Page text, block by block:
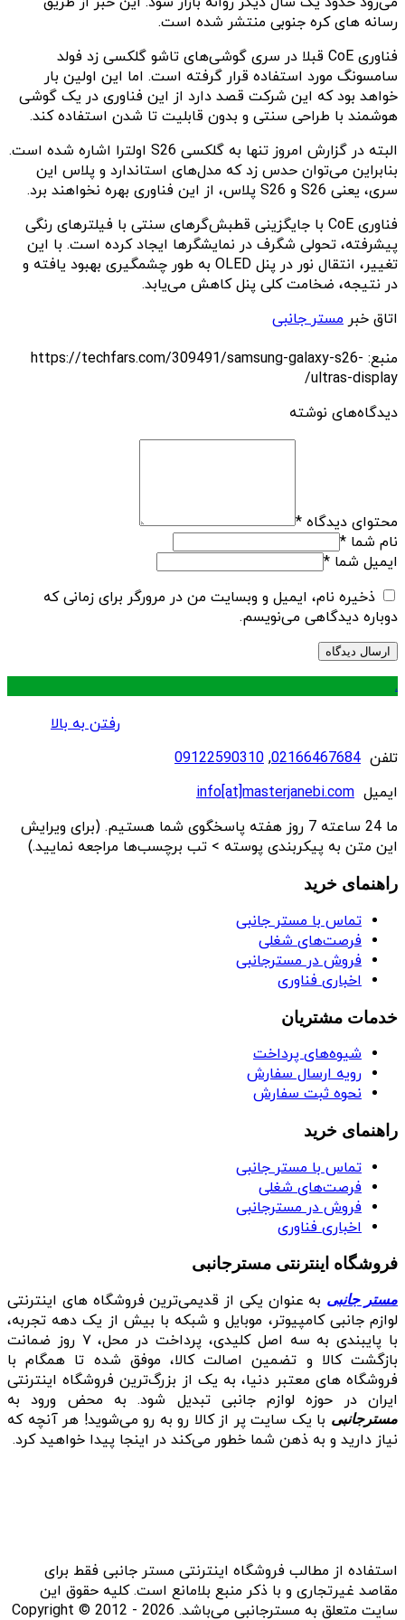
رسانه های کره جنوبی منتشر شده است.
فناوری CoE قبلا در سری گوشی‌های تاشو گلکسی زد فولد
سامسونگ مورد استفاده قرار گرفته است. اما این اولین بار
خواهد بود که این شرکت قصد دارد از این فناوری در یک گوشی
هوشمند با طراحی سنتی و بدون قابلیت تا شدن استفاده کند.
البته در گزارش امروز تنها به گلکسی S26 اولترا اشاره شده است.
بنابراین می‌توان حدس زد که مدل‌های استاندارد و پلاس این
سری، یعنی S26 و S26 پلاس، از این فناوری بهره نخواهند برد.
فناوری CoE با جایگزینی قطبش‌گرهای سنتی با فیلترهای رنگی
پیشرفته، تحولی شگرف در نمایشگرها ایجاد کرده است. با این
تغییر، انتقال نور در پنل OLED به طور چشمگیری بهبود یافته و
در نتیجه، ضخامت کلی پنل کاهش می‌یابد.
اتاق خبر مستر جانبی
منبع: https://techfars.com/309491/samsung-galaxy-s26-
ultras-display/
دیدگاه‌های نوشته
محتوای دیدگاه *
نام شما *
ایمیل شما *
ذخیره نام، ایمیل و وبسایت من در مرورگر برای زمانی که
دوباره دیدگاهی می‌نویسم.
.
رفتن به بالا
تلفن 02166467684
,
09122590310
ایمیل info[at]masterjanebi.com
ما 24 ساعته 7 روز هفته پاسخگوی شما هستیم. (برای ویرایش
این متن به پیکربندی پوسته > تب برچسب‌ها مراجعه نمایید.)
راهنمای خرید
تماس با مستر جانبی
فرصت‌های شغلی
فروش در مسترجانبی
اخباری فناوری
خدمات مشتریان
شیوه‌های پرداخت
رویه ارسال سفارش
نحوه ثبت سفارش
راهنمای خرید
تماس با مستر جانبی
فرصت‌های شغلی
فروش در مسترجانبی
اخباری فناوری
فروشگاه اینترنتی مسترجانبی
مستر جانبی به عنوان یکی از قدیمی‌ترین فروشگاه های اینترنتی
لوازم جانبی کامپیوتر، موبایل و شبکه با بیش از یک دهه تجربه،
با پایبندی به سه اصل کلیدی، پرداخت در محل، ۷ روز ضمانت
بازگشت کالا و تضمین اصالت کالا، موفق شده تا همگام با
فروشگاه‌ های معتبر دنیا، به یک از بزرگ‌ترین فروشگاه اینترنتی
ایران در حوزه لوازم جانبی تبدیل شود. به محض ورود به
مسترجانبی با یک سایت پر از کالا رو به رو می‌شوید! هر آنچه که
نیاز دارید و به ذهن شما خطور می‌کند در اینجا پیدا خواهید کرد.
استفاده از مطالب فروشگاه اینترنتی مستر جانبی فقط برای
مقاصد غیرتجاری و با ذکر منبع بلامانع است. کلیه حقوق این
سایت متعلق به مسترجانبی می‌باشد. Copyright © 2012 - 2026